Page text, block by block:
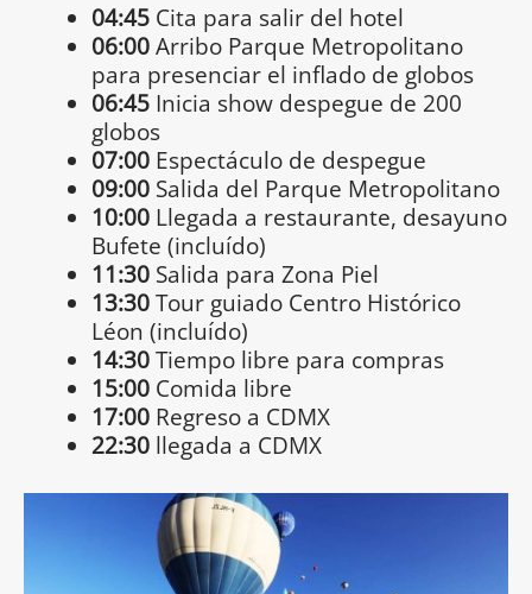
04:45 Cita para salir del hotel
06:00Arribo Parque Metropolitano
para presenciar el inflado de globos
06:45 Inicia show despegue de 200
globos
07:00 Espectáculo de despegue
09:00 Salida del Parque Metropolitano
10:00 Llegada a restaurante, desayuno
Bufete (incluído)
11:30 Salida para Zona Piel
13:30Tour guiado Centro Histórico
Léon (incluído)
14:30Tiempo libre para compras
15:00 Comida libre
17:00 Regreso a CDMX
22:30 llegada a CDMX